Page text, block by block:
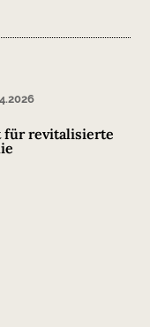
für revitalisierte